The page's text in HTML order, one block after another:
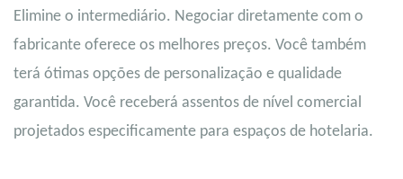
Elimine o intermediário. Negociar diretamente com o
fabricante oferece os melhores preços. Você também
terá ótimas opções de personalização e qualidade
garantida. Você receberá assentos de nível comercial
projetados especificamente para espaços de hotelaria.